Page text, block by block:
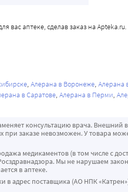
вас аптеке, сделав заказ на Apteka.ru.
Алерана в Воронеже Алерана
в Саратове Алерана в Перми
консультацию врача.
заказе невозможен. У товара
медикаментов (в том числе с
Мы не нарушаем
в аптеке.
в адрес поставщика (АО НПК